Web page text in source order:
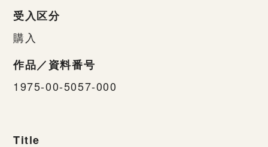
受入区分
購入
作品／資料番号
1975-00-5057-000
Title